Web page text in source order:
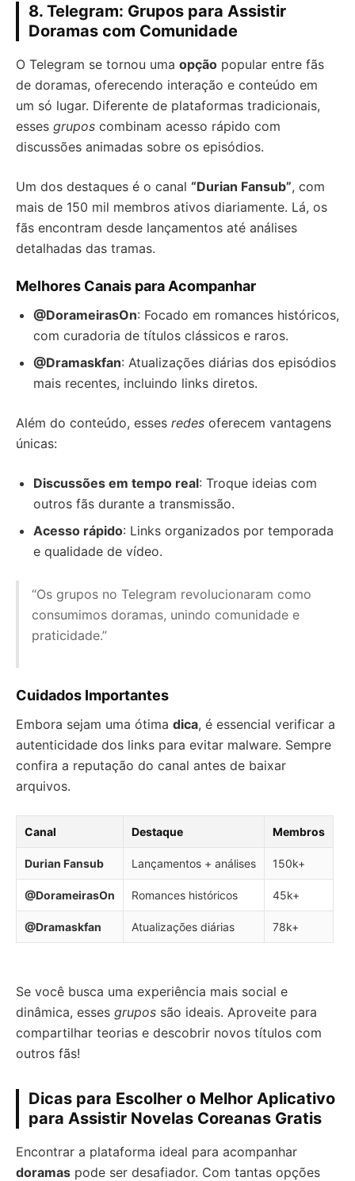
8. Telegram: Grupos para Assistir
Doramas com Comunidade
O Telegram se tornou uma opção popular entre fãs
de doramas, oferecendo interação e conteúdo em
um só lugar. Diferente de plataformas tradicionais,
esses grupos combinam acesso rápido com
discussões animadas sobre os episódios.
Um dos destaques é o canal “Durian Fansub”, com
mais de 150 mil membros ativos diariamente. Lá, os
fãs encontram desde lançamentos até análises
detalhadas das tramas.
Melhores Canais para Acompanhar
@DorameirasOn: Focado em romances históricos,
com curadoria de títulos clássicos e raros.
@Dramaskfan: Atualizações diárias dos episódios
mais recentes, incluindo links diretos.
Além do conteúdo, esses redes oferecem vantagens
únicas:
Discussões em tempo real: Troque ideias com
outros fãs durante a transmissão.
Acesso rápido: Links organizados por temporada
e qualidade de vídeo.
“Os grupos no Telegram revolucionaram como
consumimos doramas, unindo comunidade e
praticidade.”
Cuidados Importantes
Embora sejam uma ótima dica, é essencial verificar a
autenticidade dos links para evitar malware. Sempre
confira a reputação do canal antes de baixar
arquivos.
Canal Destaque Membros
Durian Fansub Lançamentos + análises 150k+
@DorameirasOn Romances históricos 45k+
@Dramaskfan Atualizações diárias 78k+
Se você busca uma experiência mais social e
dinâmica, esses grupos são ideais. Aproveite para
compartilhar teorias e descobrir novos títulos com
outros fãs!
Dicas para Escolher o Melhor Aplicativo
para Assistir Novelas Coreanas Gratis
Encontrar a plataforma ideal para acompanhar
doramas pode ser desafiador. Com tantas opções